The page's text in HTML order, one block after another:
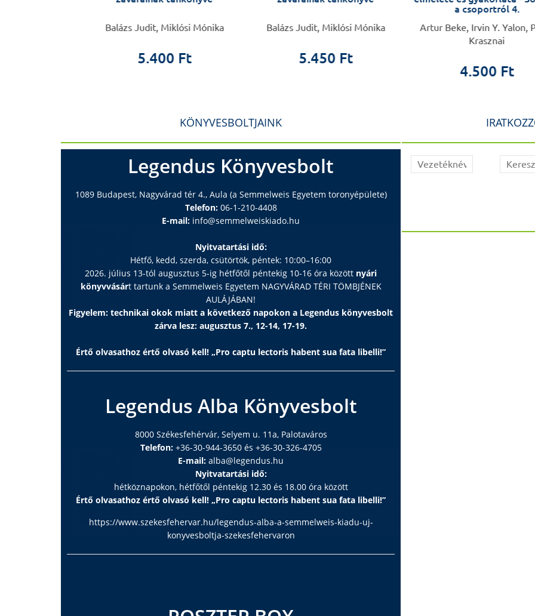
Balázs Judit, Miklósi Mónika
5.400 Ft
Balázs Judit, Miklósi Mónika
5.450 Ft
a csoportról 4.
Artur Beke, Irvin Y. Yalon,
Krasznai
4.500 Ft
KÖNYVESBOLTJAINK
Legendus Könyvesbolt
1089 Budapest, Nagyvárad tér 4., Aula (a Semmelweis Egyetem toronyépülete)
Telefon:06-1-210-4408
E-mail: info@semmelweiskiado.hu
Nyitvatartási idő:
Hétfő, kedd, szerda, csütörtök, péntek: 10:00–16:00
2026. július 13-tól augusztus 5-ig hétfőtől péntekig 10-16 óra között nyári
könyvvásárt tartunk a Semmelweis Egyetem NAGYVÁRAD TÉRI TÖMBJÉNEK
AULÁJÁBAN!
Figyelem: technikai okok miatt a következő napokon a Legendus könyvesbolt
zárva lesz: augusztus 7., 12-14, 17-19.
Értő olvasathoz értő olvasó kell! „Pro captu lectoris habent sua fata libelli!”
Legendus Alba Könyvesbolt
8000 Székesfehérvár, Selyem u. 11a, Palotaváros
Telefon:+36-30-944-3650 és +36-30-326-4705
E-mail: alba@legendus.hu
Nyitvatartási idő:
hétköznapokon, hétfőtől péntekig 12.30 és 18.00 óra között
Értő olvasathoz értő olvasó kell! „Pro captu lectoris habent sua fata libelli!”
https://www.szekesfehervar.hu/legendus-alba-a-semmelweis-kiadu-uj-
konyvesboltja-szekesfehervaron